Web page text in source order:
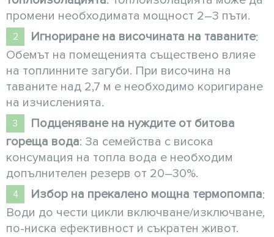
промени необходимата мощност 2–3 пъти.
Игнориране на височината на таваните:
Обемът на помещенията съществено влияе
на топлинните загуби. При височина на
таваните над 2,7 м е необходимо коригиране
на изчисленията.
Подценяване на нуждите от битова
гореща вода: За семейства с висока
консумация на топла вода е необходим
допълнителен резерв от 20–30%.
Избор на прекалено мощна термопомпа:
Води до чести цикли включване/изключване,
по-ниска ефективност и съкратен живот.